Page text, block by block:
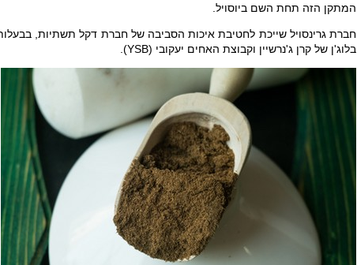
המתקן הזה תחת השם ביוסויל.
חברת גרינסויל שייכת לחטיבת איכות הסביבה של חברת דקל תשתיות,
בלוג'ן של קרן ג'נרשיין וקבוצת האחים יעקובי (YSB
).